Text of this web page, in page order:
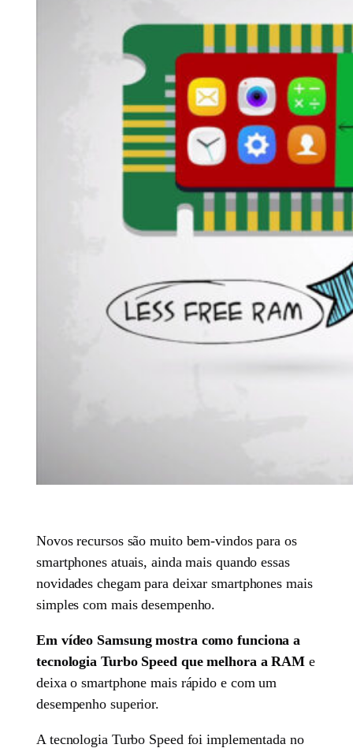
Novos recursos são muito bem-vindos para os
smartphones atuais, ainda mais quando essas
novidades chegam para deixar smartphones mais
simples com mais desempenho.
Em vídeo Samsung mostra como funciona a
tecnologia Turbo Speed que melhora a RAM e
deixa o smartphone mais rápido e com um
desempenho superior.
A tecnologia Turbo Speed foi implementada no